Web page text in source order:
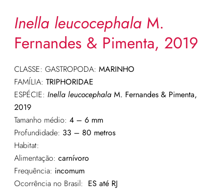
Inella leucocephalaM.
Fernandes & Pimenta, 2019
CLASSE: GASTROPODA: MARINHO
FAMÍLIA: TRIPHORIDAE
ESPÉCIE: Inella leucocephala M. Fernandes & Pimenta,
2019
Tamanho médio: 4 – 6 mm
Profundidade: 33 – 80 metros
Habitat:
Alimentação: carnívoro
Frequência: incomum
Ocorrência no Brasil: ES até RJ